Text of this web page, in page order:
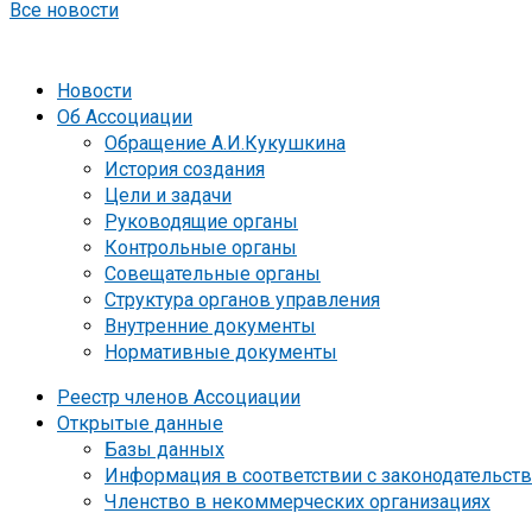
Все новости
Новости
Об Ассоциации
Обращение А.И.Кукушкина
История создания
Цели и задачи
Руководящие органы
Контрольные органы
Совещательные органы
Структура органов управления
Внутренние документы
Нормативные документы
Реестр членов Ассоциации
Открытые данные
Базы данных
Информация в соответствии с
Членство в некоммерческих организациях